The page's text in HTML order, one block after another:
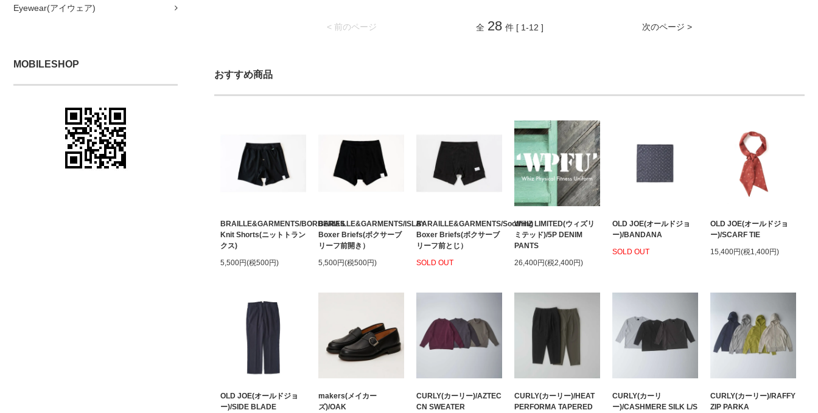
Eyewear(アイウェア)
MOBILESHOP
< 前のページ 次のページ >
全 28 件 [ 1-12 ]
おすすめ商品
BRAILLE&GARMENTS/BORDERIES
Knit Shorts(ニットトラン
クス)
5,500円(税500円)
BARAILLE&GARMENTS/ISLAY
Boxer Briefs(ボクサーブ
リーフ前開き）
5,500円(税500円)
BARAILLE&GARMENTS/Soothing
Boxer Briefs(ボクサーブ
リーフ前とじ）
SOLD OUT
WHIZ LIMITED(ウィズリ
ミテッド)/5P DENIM
PANTS
26,400円(税2,400円)
OLD JOE(オールドジョ
ー)/BANDANA
SOLD OUT
OLD JOE(オールドジョ
ー)/SCARF TIE
15,400円(税1,400円)
OLD JOE(オールドジョ
ー)/SIDE BLADE
makers(メイカー
ズ)/OAK
CURLY(カーリー)/AZTEC
CN SWEATER
CURLY(カーリー)/HEAT
PERFORMA TAPERED
CURLY(カーリ
ー)/CASHMERE SILK L/S
CURLY(カーリー)/RAFFY
ZIP PARKA